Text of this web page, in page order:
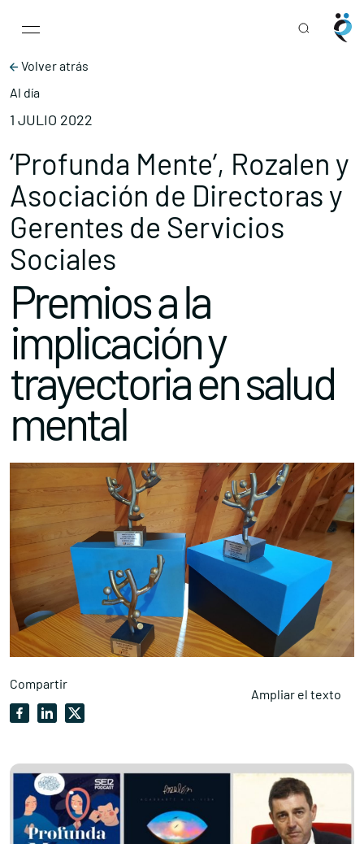
Main Navigation
Volver atrás
Al día
1 JULIO 2022
‘Profunda Mente’, Rozalen y
Asociación de Directoras y
Gerentes de Servicios
Sociales
Premios a la
implicación y
trayectoria en salud
mental
Compartir
Ampliar el texto